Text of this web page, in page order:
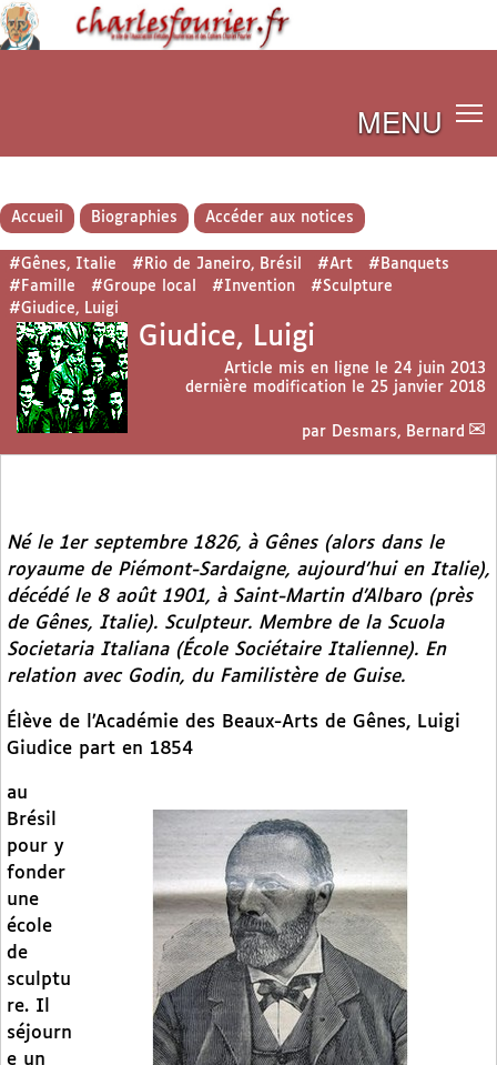
MENU
Accueil Biographies Accéder aux notices
#Gênes, Italie #Rio de Janeiro, Brésil #Art
#Banquets
#Famille
#Groupe local #Invention
#Sculpture
#Giudice, Luigi
Giudice, Luigi
Article mis en ligne le 24 juin 2013
dernière modification le 25 janvier 2018
par Desmars, Bernard
Né le 1er septembre 1826, à Gênes (alors dans le
royaume de Piémont-Sardaigne, aujourd’hui en Italie),
décédé le 8 août 1901, à Saint-Martin d’Albaro (près
de Gênes, Italie). Sculpteur. Membre de la Scuola
Societaria Italiana (École Sociétaire Italienne). En
relation avec Godin, du Familistère de Guise.
Élève de l’Académie des Beaux-Arts de Gênes, Luigi
Giudice part en 1854
au
Brésil
pour y
fonder
une
école
de
sculptu
re. Il
séjourn
e un